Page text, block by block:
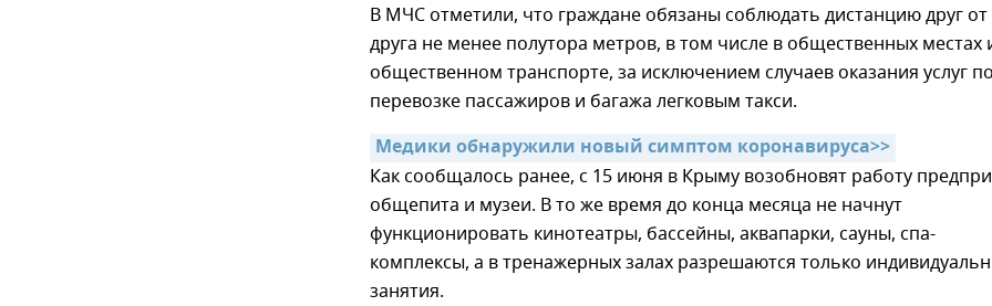
В МЧС отметили, что граждане обязаны соблюдать дистанцию друг от
друга не менее полутора метров, в том числе в общественных местах
общественном транспорте, за исключением случаев оказания услуг
перевозке пассажиров и багажа легковым такси.
Медики обнаружили новый симптом коронавируса>>
Как сообщалось ранее, с 15 июня в Крыму возобновят работу
общепита и музеи. В то же время до конца месяца не начнут
функционировать кинотеатры, бассейны, аквапарки, сауны, спа-
комплексы, а в тренажерных залах разрешаются только
занятия.